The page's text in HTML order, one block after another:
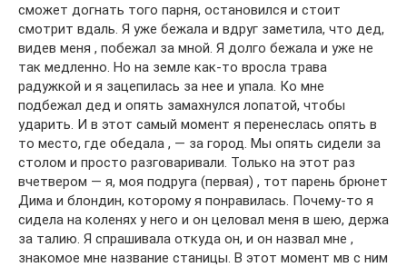
сможет догнать того парня, остановился и стоит
смотрит вдаль. Я уже бежала и вдруг заметила, что дед,
видев меня , побежал за мной. Я долго бежала и уже не
так медленно. Но на земле как-то вросла трава
радужкой и я зацепилась за нее и упала. Ко мне
подбежал дед и опять замахнулся лопатой, чтобы
ударить. И в этот самый момент я перенеслась опять в
то место, где обедала , — за город. Мы опять сидели за
столом и просто разговаривали. Только на этот раз
вчетвером — я, моя подруга (первая) , тот парень брюнет
Дима и блондин, которому я понравилась. Почему-то я
сидела на коленях у него и он целовал меня в шею, держа
за талию. Я спрашивала откуда он, и он назвал мне ,
знакомое мне название станицы. В этот момент мв с ним